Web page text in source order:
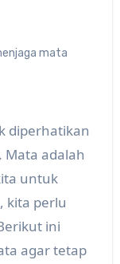
mata
diperhatikan
adalah
untuk
kita perlu
ini
agar tetap